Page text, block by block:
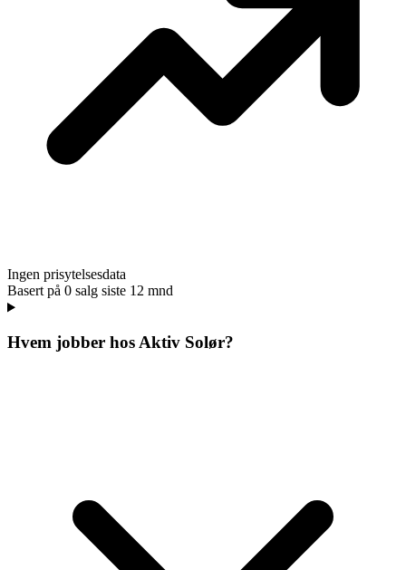
Ingen prisytelsesdata
Basert på 0 salg siste 12 mnd
Hvem jobber hosAktiv Solør?